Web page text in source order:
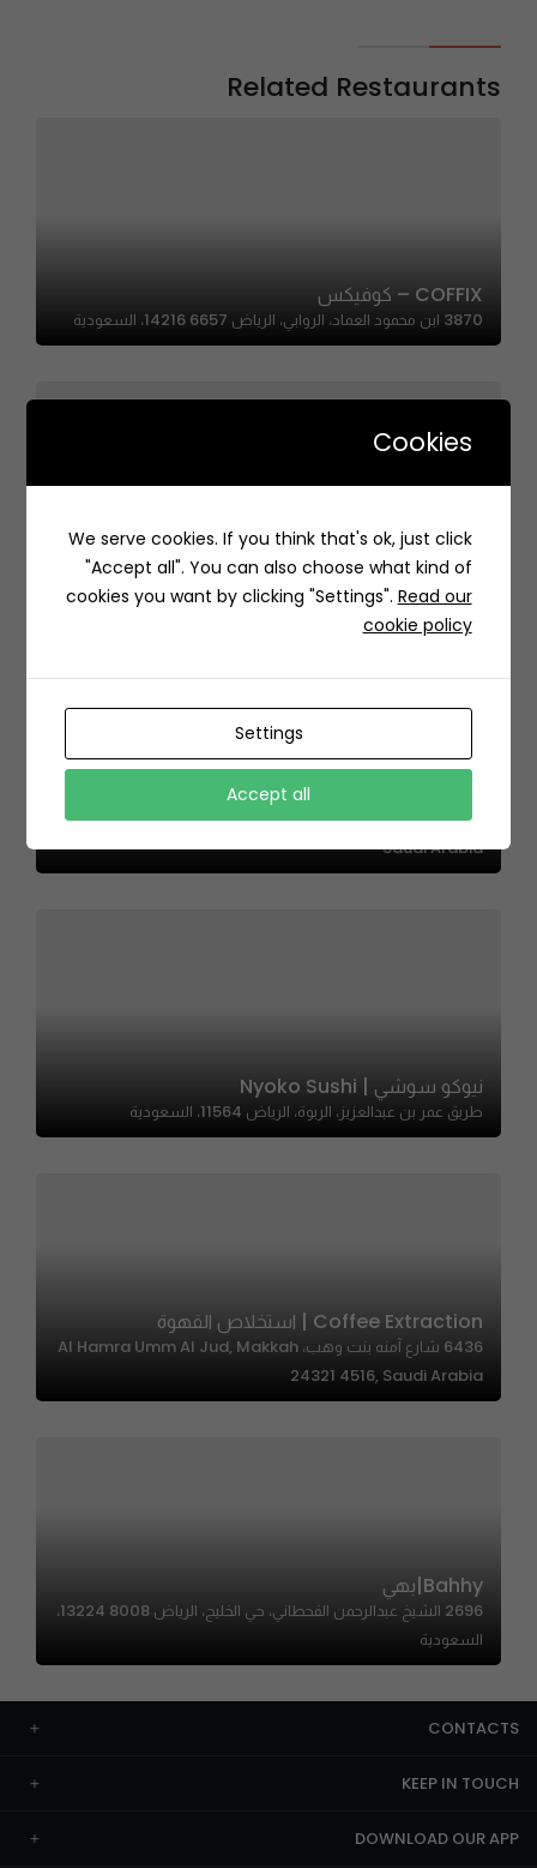
Related Restaurants
COFFIX – كوفيكس
3870 ابن محمود العماد، الروابي، الرياض 14216 6657، السعودية
Min Alakhir – من الآخر
السعودية
شارع محمد الطويل - حي مشرفة، Mishrifah, Jeddah 23331,
Saudi Arabia
نيوكو سوشي | Nyoko Sushi
طريق عمر بن عبدالعزيز، الربوة، الرياض 11564، السعودية
Coffee Extraction | استخلاص القهوة
6436 شارع آمنه بنت وهب، Al Hamra Umm Al Jud, Makkah
24321 4516, Saudi Arabia
Bahhy|بهي
2696 الشيخ عبدالرحمن القحطاني، حي الخليج، الرياض 13224 8008،
السعودية
CONTACTS
KEEP IN TOUCH
DOWNLOAD OUR APP
Cookies
We serve cookies. If you think that's ok, just click
"Accept all". You can also choose what kind of
cookies you want by clicking "Settings". Read our
cookie policy
Settings
Accept all